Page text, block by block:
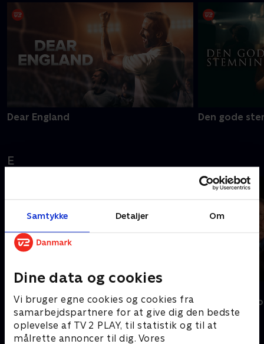
Samtykke Detaljer Om
Dine data og cookies
Vi bruger egne cookies og cookies fra
samarbejdspartnere for at give dig den bedste
oplevelse af TV 2 PLAY, til statistik og til at
målrette annoncer til dig. Vores
Dear England Den gode
E
En sag for